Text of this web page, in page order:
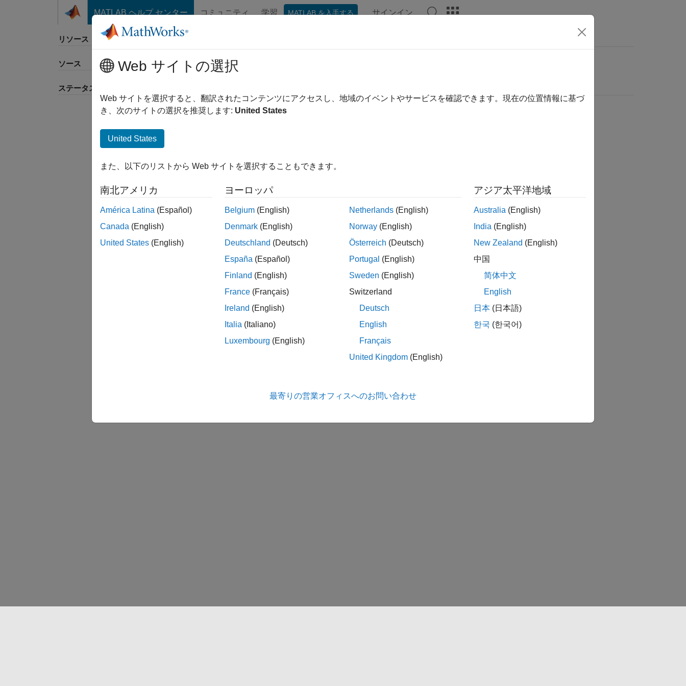
コンテンツへスキップ
MATLAB ヘルプ センター コミュニティ 学習 MATLAB を入手する サインイン
リソース
ソース
ステータス
並べ替え
Web サイトの選択
Web サイトを選択すると、翻訳されたコンテンツにアクセスし、地域のイベントやサービスを確認できます。現在の位置情報に基づ
き、次のサイトの選択を推奨します: United States
United States
また、以下のリストから Web サイトを選択することもできます。
南北アメリカ
América Latina (Español)
Canada (English)
United States (English)
ヨーロッパ
Belgium (English)
Denmark (English)
Deutschland (Deutsch)
España (Español)
Finland (English)
France (Français)
Ireland (English)
Italia (Italiano)
Luxembourg (English)
Netherlands (English)
Norway (English)
Österreich (Deutsch)
Portugal (English)
Sweden (English)
Switzerland
Deutsch
English
Français
United Kingdom (English)
アジア太平洋地域
Australia (English)
India (English)
New Zealand (English)
中国
简体中文
English
日本 (日本語)
한국 (한국어)
最寄りの営業オフィスへのお問い合わせ